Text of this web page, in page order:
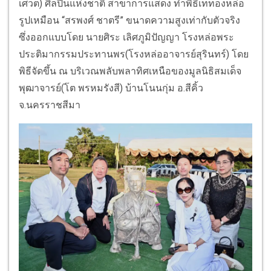
เศวต) ศิลปินแห่งชาติ สาขาการแสดง ทำพิธีเททองหล่อ
รูปเหมือน “สรพงศ์ ชาตรี” ขนาดความสูงเท่ากับตัวจริง
ซึ่งออกแบบโดย นายศิระ เลิศภูมิปัญญา โรงหล่อพระ
ประติมากรรมประทานพร(โรงหล่ออาจารย์สุรินทร์) โดย
พิธีจัดขึ้น ณ บริเวณพลับพลาทิศเหนือของมูลนิธิสมเด็จ
พุฒาจารย์(โต พรหมรังสี) บ้านโนนกุ่ม อ.สีคิ้ว
จ.นครราชสีมา